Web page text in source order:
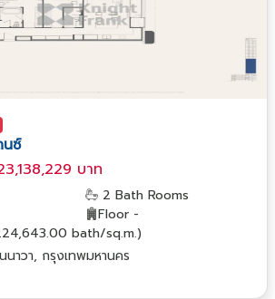
นซ์
บาท
2 Bath Rooms
Floor -
bath/sq.m.)
าวา, กรุงเทพมหานคร